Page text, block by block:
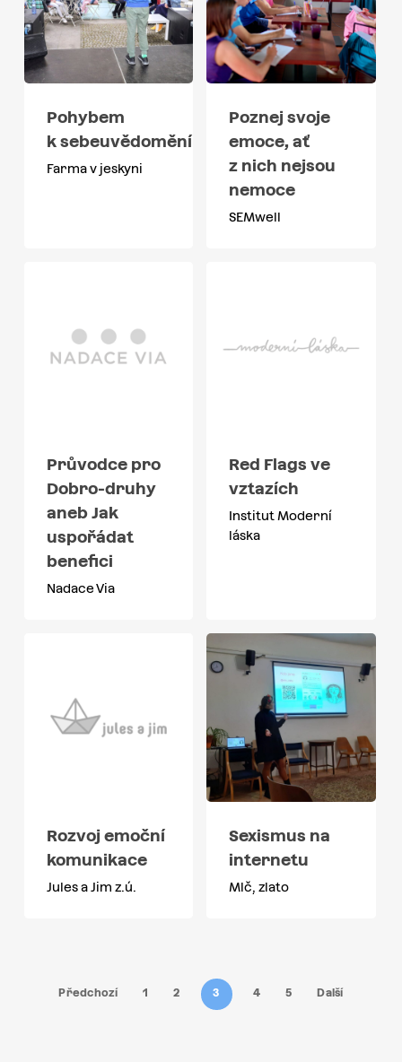
Pohybem
k sebeuvědomění
Farma v jeskyni
Poznej svoje
emoce, ať
z nich nejsou
nemoce
SEMwell
Průvodce pro
Dobro-druhy
aneb Jak
uspořádat
benefici
Nadace Via
Red Flags ve
vztazích
Institut Moderní
láska
Rozvoj emoční
komunikace
Jules a Jim z.ú.
Sexismus na
internetu
Mlč, zlato
Předchozí 1 2 3 4 5 Další